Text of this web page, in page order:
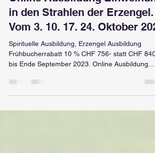
Online Ausbildung
in den Strahlen der Erzengel.
Vom 3. 10. 17. 24. Oktober
Frühbucherrabatt 10 % CHF 756- statt CHF 840.-
bis Ende September 2023. Online Ausbildung...